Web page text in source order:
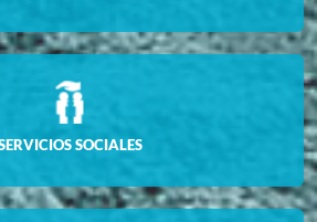
SOCIALES